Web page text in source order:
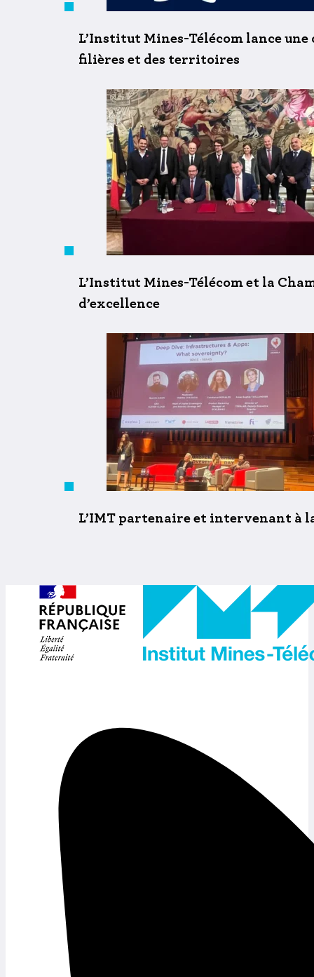
L’Institut Mines-Télécom lance
filières et des territoires
L’Institut Mines-Télécom et la
d’excellence
L’IMT partenaire et intervenant à